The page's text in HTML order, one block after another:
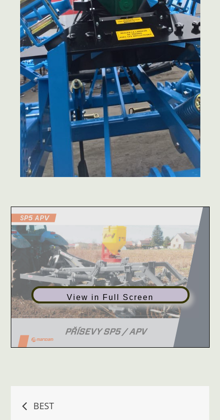
View in Full Screen
Navigace
BEST